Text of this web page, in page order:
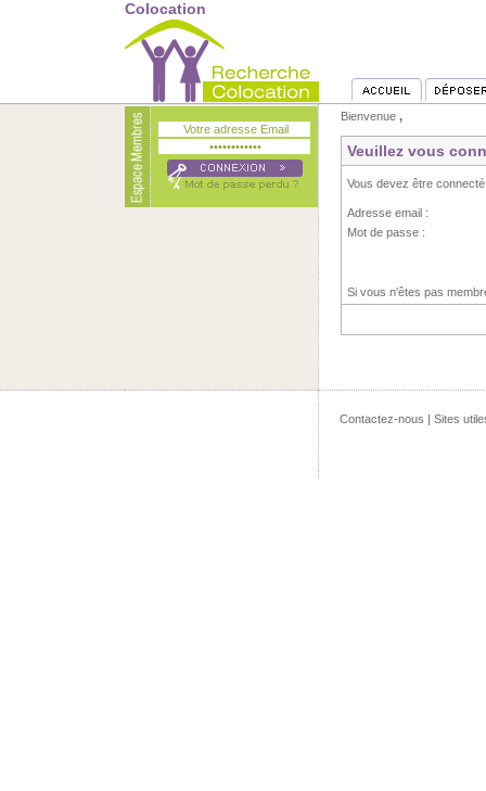
Colocation
Bienvenue ,
Veuillez vous
Vous devez être
Adresse email :
Mot de passe :
Si vous n'êtes pas
Contactez-nous | Sites